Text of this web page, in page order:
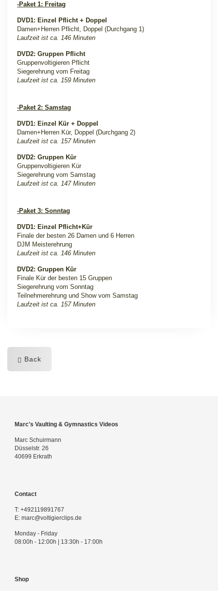
-Paket 1: Freitag
DVD1: Einzel Pflicht + Doppel
Damen+Herren Pflicht, Doppel (Durchgang 1)
Laufzeit ist ca. 146 Minuten
DVD2: Gruppen Pflicht
Gruppenvoltigieren Pflicht
Siegerehrung vom Freitag
Laufzeit ist ca. 159 Minuten
-Paket 2: Samstag
DVD1: Einzel Kür + Doppel
Damen+Herren Kür, Doppel (Durchgang 2)
Laufzeit ist ca. 157 Minuten
DVD2: Gruppen Kür
Gruppenvoltigieren Kür
Siegerehrung vom Samstag
Laufzeit ist ca. 147 Minuten
-Paket 3: Sonntag
DVD1: Einzel Pflicht+Kür
Finale der besten 26 Damen und 6 Herren
DJM Meisterehrung
Laufzeit ist ca. 146 Minuten
DVD2: Gruppen Kür
Finale Kür der besten 15 Gruppen
Siegerehrung vom Sonntag
Teilnehmerehrung und Show vom Samstag
Laufzeit ist ca. 157 Minuten
Back
Marc's Vaulting & Gymnastics Videos
Marc Schuirmann
Düsselstr. 26
40699 Erkrath
Contact
T: +492119891767
E: marc@voltigierclips.de
Monday - Friday
08:00h - 12:00h | 13:30h - 17:00h
Shop